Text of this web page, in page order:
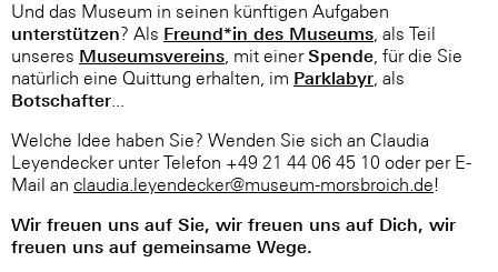
Und das Museum in seinen künftigen Aufgaben
unterstützen? Als Freund*in des Museums , als Teil
unseres Museumsvereins , mit einerSpende , für die Sie
natürlich eine Quittung erhalten, im Parklabyr , als
Botschafter
Welche Idee haben Sie? Wenden Sie sich an Claudia
Leyendecker unter Telefon +49 21 44 06 45 10 oder per E-
Mail an claudia.leyendecker@museum-morsbroich.de!
Wir freuen uns auf Sie, wir freuen uns auf Dich, wir
freuen uns auf gemeinsame Wege.